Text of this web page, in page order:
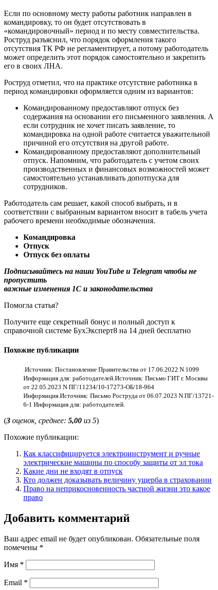
Если по основному месту работы работник направлен в
командировку, то он будет отсутствовать в
«командировочный» период и по месту совместительства.
Роструд разъяснил, что порядок оформления такого
отсутствия ТК РФ не регламентирует, а потому работодатель
может определить этот порядок самостоятельно и закрепить
его в своих ЛНА.
Роструд отметил, что на практике отсутствие работника в
период командировки оформляется одним из вариантов:
Командированному предоставляют отпуск без
содержания на основании его письменного заявления. А
если сотрудник не хочет писать заявление, то
командировка на одной работе считается уважительной
причиной его отсутствия на другой работе.
Командированному предоставляют дополнительный
отпуск. Напомним, что работодатель с учетом своих
производственных и финансовых возможностей может
самостоятельно устанавливать допотпуска для
сотрудников.
Работодатель сам решает, какой способ выбрать, и в
соответствии с выбранным вариантом вносит в табель учета
рабочего времени необходимые обозначения.
Командировка
Отпуск
Отпуск без оплаты
Подписывайтесь на наши YouTube и Telegram чтобы не
пропустить
важные изменения 1С и законодательства
Помогла статья?
Получите еще секретный бонус и полный доступ к
справочной системе БухЭксперт8 на 14 дней бесплатно
Похожие публикации
Источник: Постановление Правительства от 17.06.2022 N 1099
Информация для: работодателей. Источник: Письмо ГИТ г. Москвы
от 22.05.2023 N ПГ/11234/10-17273-ОБ/18-964
Информация. Источник: Письмо Роструда от 06.07.2023 N ПГ/13721-
6-1 Информация для: работодателей.
(3 оценок, среднее: 5,00 из 5)
Похожие публикации:
Как классифицируется электроинструмент и ручные
электрические машины по способу защиты от эл тока
Какие дни не входят в отпуск
Кто должен доказывать величину ущерба в страховании
Право на неприкосновенность частной жизни это какое
право
Добавить комментарий
Ваш адрес email не будет опубликован. Обязательные поля
помечены *
Имя *
Email *